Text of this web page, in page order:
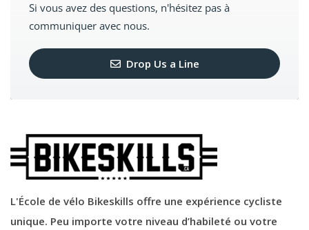
Si vous avez des questions, n'hésitez pas à
communiquer avec nous.
Drop Us a Line
L'École de vélo Bikeskills offre une expérience cycliste
unique. Peu importe votre niveau d’habileté ou votre